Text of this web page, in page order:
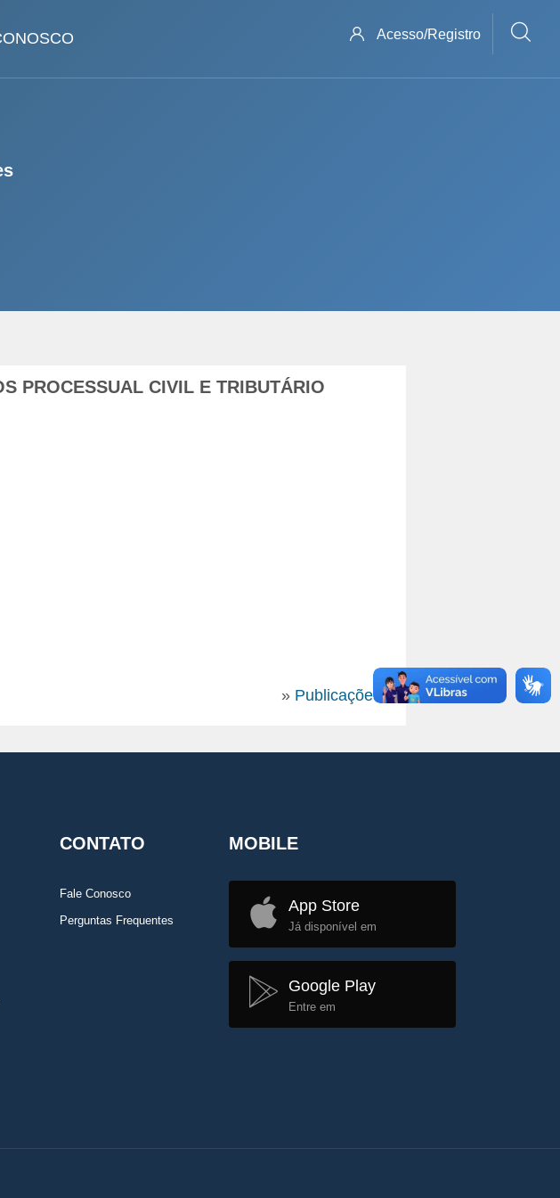
Acesso/Registro
PROCESSUAL CIVIL E TRIBUTÁRIO
» Publicações
CONTATO
Fale Conosco
Perguntas Frequentes
MOBILE
App Store
Já disponível em
Google Play
Entre em